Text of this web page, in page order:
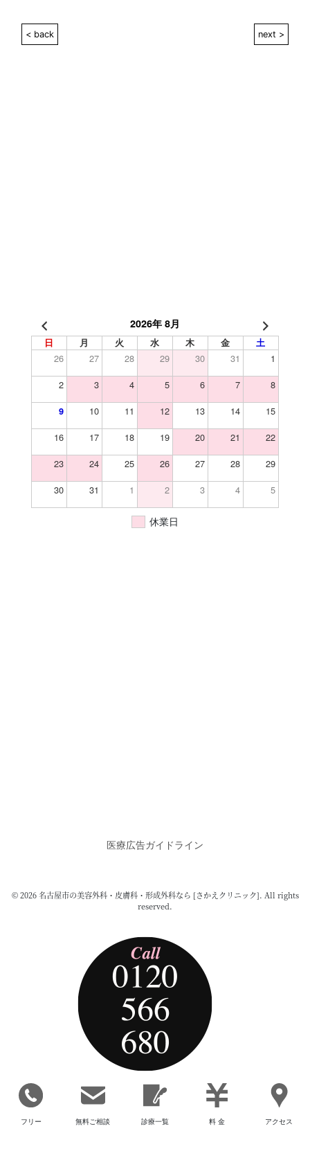
< back next >
2026年 8月
日 月 火 水 木 金 土
26 27 28 29 30 31
1
2
3 4 5 6 7 8
9 10 11 12 13 14
15
16
17 18 19 20 21
22
23
24 25 26 27 28
29
30
31 1 2 3 4 5
休業日
医療広告ガイドライン
© 2026 名古屋市の美容外科・皮膚科・形成外科なら [さかえクリニック]. All rights
reserved.
フリー 無料ご相談 診療一覧 料 金 アクセス